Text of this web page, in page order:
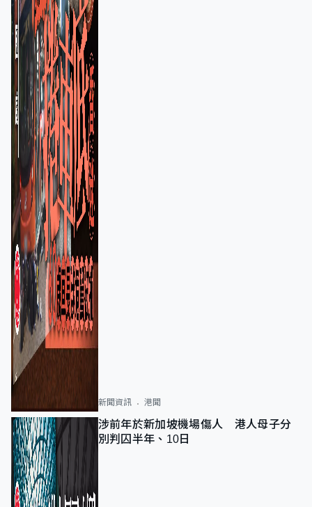
新聞資訊 港聞
涉前年於新加坡機場傷人 港人母子分
別判囚半年、10日